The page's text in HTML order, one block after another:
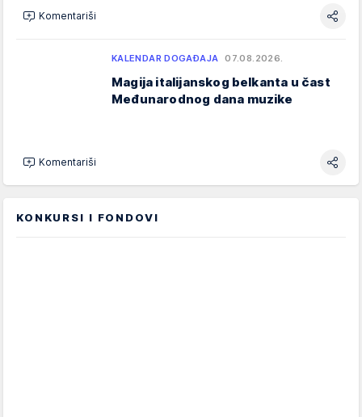
Komentariši
KALENDAR DOGAĐAJA 07.08.2026.
Magija italijanskog belkanta u čast
Međunarodnog dana muzike
Komentariši
KONKURSI I FONDOVI